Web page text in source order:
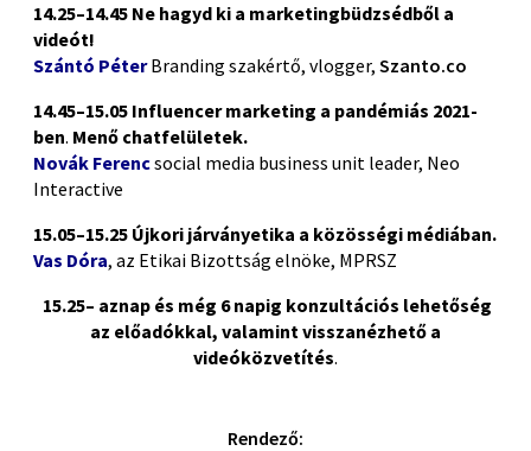
14.25–14.45 Ne hagyd ki a marketingbüdzsédből a
videót!
Szántó PéterBranding szakértő, vlogger, Szanto.co
14.45–15.05 Influencer marketing a pandémiás 2021-
ben. Menő chatfelületek.
Novák Ferencsocial media business unit leader, Neo
Interactive
15.05–15.25 Újkori járványetika a közösségi médiában.
Vas Dóra, az Etikai Bizottság elnöke, MPRSZ
15.25– aznap és még 6 napig konzultációs lehetőség
az előadókkal, valamint visszanézhető a
videóközvetítés.
Rendező: